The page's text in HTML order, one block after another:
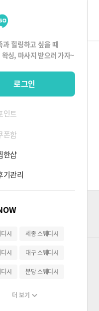
과 힐링하고 싶을 때
싱, 마사지 받으러 가자~
로그인
인트
폰함
한샵
기관리
시 세종 스웨디시
시 대구 스웨디시
시 분당 스웨디시
더 보기